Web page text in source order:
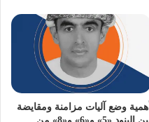
أهمية وضع آليات مزامنة ومقايضة